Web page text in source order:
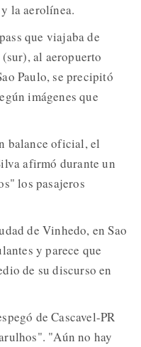
la aerolínea.
que viajaba de
(sur), al aeropuerto
Paulo, se precipitó
imágenes que
balance oficial, el
afirmó durante un
los pasajeros
de Vinhedo, en Sao
y parece que
de su discurso en
de Cascavel-PR
"Aún no hay